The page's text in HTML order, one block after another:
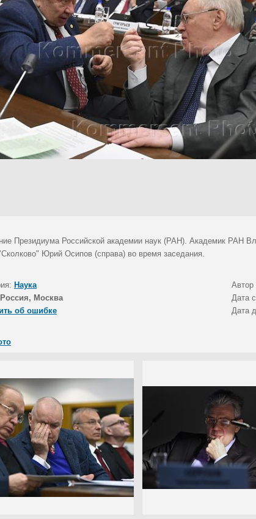
Президиума Российской академии наук (РАН). Академик РАН
Юрий Осипов (справа) во время заседания.
Наука Автор
Россия, Москва Дата
об ошибке
Дата